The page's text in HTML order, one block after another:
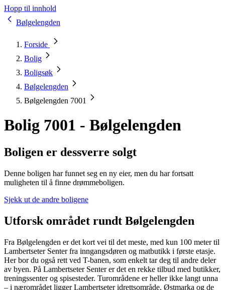
Hopp til innhold
Bølgelengden
Forside
Bolig
Boligsøk
Bølgelengden
Bølgelengden 7001
Bolig 7001 - Bølgelengden
Boligen er dessverre solgt
Denne boligen har funnet seg en ny eier, men du har fortsatt
muligheten til å finne drømmeboligen.
Sjekk ut de andre boligene
Utforsk området rundt Bølgelengden
Fra Bølgelengden er det kort vei til det meste, med kun 100 meter til
Lambertseter Senter fra inngangsdøren og matbutikk i første etasje.
Her bor du også rett ved T-banen, som enkelt tar deg til andre deler
av byen. På Lambertseter Senter er det en rekke tilbud med butikker,
treningssenter og spisesteder. Turområdene er heller ikke langt unna
– i nærområdet ligger Lambertseter idrettsområde, Østmarka og de